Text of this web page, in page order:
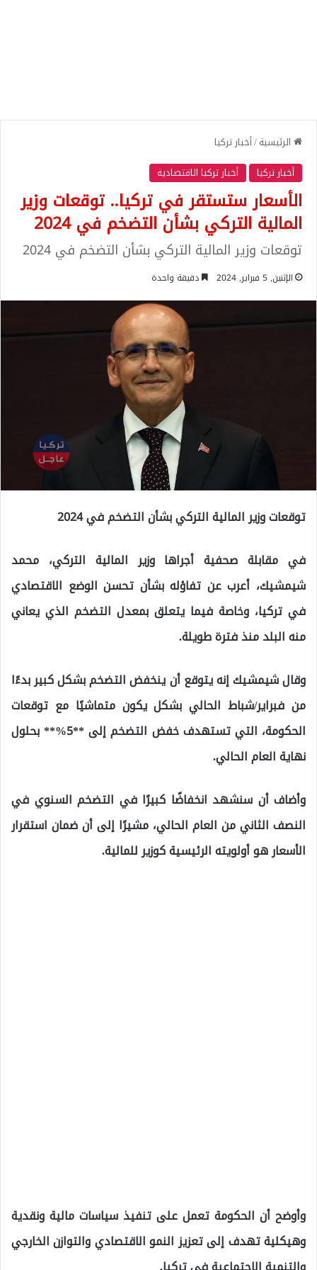
الرئيسية/أخبار تركيا
أخبار تركيا
أخبار تركيا الاقتصادية
الأسعار ستستقر في تركيا.. توقعات وزير
المالية التركي بشأن التضخم في 2024
توقعات وزير المالية التركي بشأن التضخم في 2024
الإثنين, 5 فبراير, 2024 دقيقة واحدة
توقعات وزير المالية التركي بشأن التضخم في 2024
في مقابلة صحفية أجراها وزير المالية التركي، محمد
شيمشيك، أعرب عن تفاؤله بشأن تحسن الوضع الاقتصادي
في تركيا، وخاصة فيما يتعلق بمعدل التضخم الذي يعاني
منه البلد منذ فترة طويلة.
وقال شيمشيك إنه يتوقع أن ينخفض التضخم بشكل كبير بدءًا
من فبراير/شباط الحالي بشكل يكون متماشيًا مع توقعات
الحكومة، التي تستهدف خفض التضخم إلى **5%** بحلول
نهاية العام الحالي.
وأضاف أن سنشهد انخفاضًا كبيرًا في التضخم السنوي في
النصف الثاني من العام الحالي، مشيرًا إلى أن ضمان استقرار
الأسعار هو أولويته الرئيسية كوزير للمالية.
وأوضح أن الحكومة تعمل على تنفيذ سياسات مالية ونقدية
وهيكلية تهدف إلى تعزيز النمو الاقتصادي والتوازن الخارجي